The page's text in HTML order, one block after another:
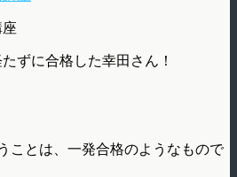
ずに合格した幸田さん！
とは、一発合格のようなもので